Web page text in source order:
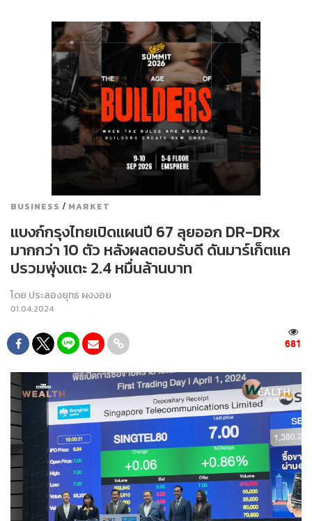
BUSINESS / MARKET
แบงก์กรุงไทยเปิดแผนปี 67 ลุยออก DR-DRx
มากกว่า 10 ตัว หลังผลตอบรับดี ดันมาร์เก็ตแค
ปรวมพุ่งแตะ 2.4 หมื่นล้านบาท
โดย ประลองยุทธ ผงงอย
01.04.2024
681